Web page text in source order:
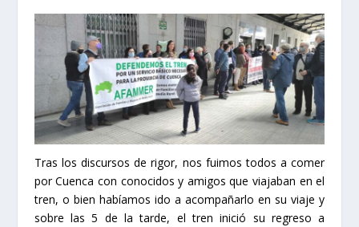
Tras los discursos de rigor, nos fuimos todos a comer
por Cuenca con conocidos y amigos que viajaban en el
tren, o bien habíamos ido a acompañarlo en su viaje y
sobre las 5 de la tarde, el tren inició su regreso a